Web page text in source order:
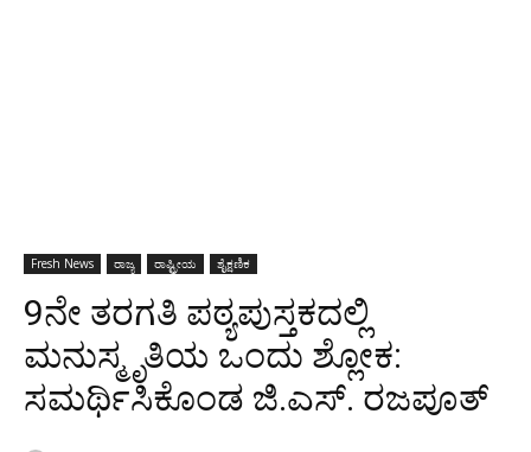
Fresh News ರಾಜ್ಯ ರಾಷ್ಟ್ರೀಯ ಶೈಕ್ಷಣಿಕ
9ನೇ ತರಗತಿ ಪಠ್ಯಪುಸ್ತಕದಲ್ಲಿ
ಮನುಸ್ಮೃತಿಯ ಒಂದು ಶ್ಲೋಕ:
ಸಮರ್ಥಿಸಿಕೊಂಡ ಜಿ.ಎಸ್. ರಜಪೂತ್